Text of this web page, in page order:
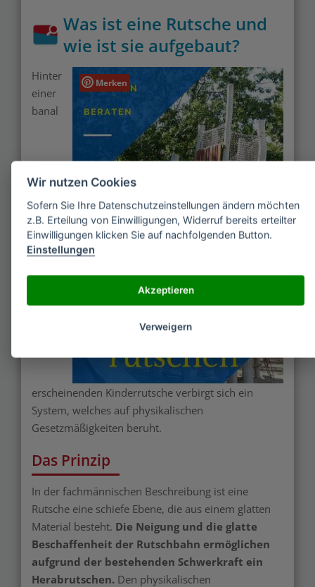
Was ist eine Rutsche und
wie ist sie aufgebaut?
Merken
Hinter
einer
banal
erscheinenden Kinderrutsche verbirgt sich ein
System, welches auf physikalischen
Gesetzmäßigkeiten beruht.
Das Prinzip
In der fachmännischen Beschreibung ist eine
Rutsche eine schiefe Ebene, die aus einem glatten
Material besteht. Die Neigung und die glatte
Beschaffenheit der Rutschbahn ermöglichen
aufgrund der bestehenden Schwerkraft ein
Herabrutschen. Den physikalischen
Wir nutzen Cookies
Sofern Sie Ihre Datenschutzeinstellungen ändern möchten
z.B. Erteilung von Einwilligungen, Widerruf bereits erteilter
Einwilligungen klicken Sie auf nachfolgenden Button.
Einstellungen
Akzeptieren
Verweigern